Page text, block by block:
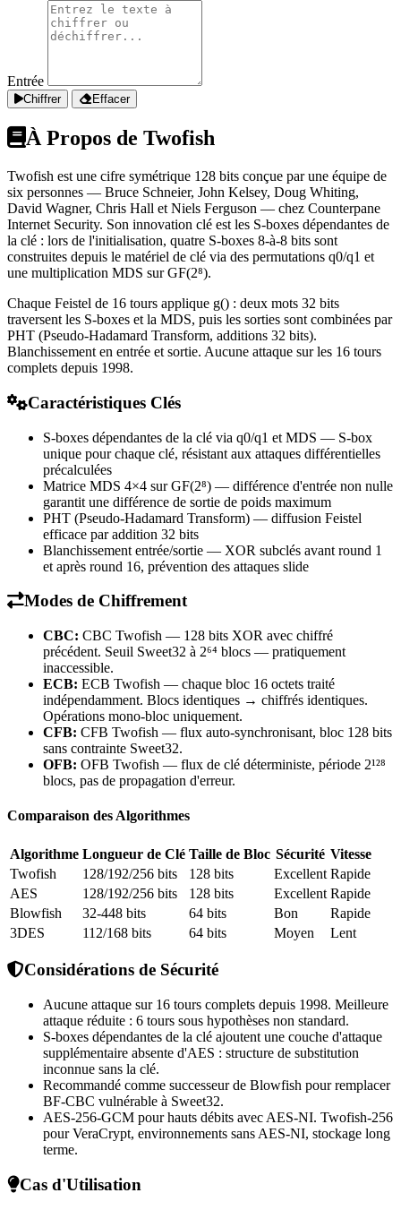
Entrée
Chiffrer Effacer
À Propos de Twofish
Twofish est une cifre symétrique 128 bits conçue par une équipe de
six personnes — Bruce Schneier, John Kelsey, Doug Whiting,
David Wagner, Chris Hall et Niels Ferguson — chez Counterpane
Internet Security. Son innovation clé est les S-boxes dépendantes de
la clé : lors de l'initialisation, quatre S-boxes 8-à-8 bits sont
construites depuis le matériel de clé via des permutations q0/q1 et
une multiplication MDS sur GF(2⁸).
Chaque Feistel de 16 tours applique g() : deux mots 32 bits
traversent les S-boxes et la MDS, puis les sorties sont combinées par
PHT (Pseudo-Hadamard Transform, additions 32 bits).
Blanchissement en entrée et sortie. Aucune attaque sur les 16 tours
complets depuis 1998.
Caractéristiques Clés
S-boxes dépendantes de la clé via q0/q1 et MDS — S-box
unique pour chaque clé, résistant aux attaques différentielles
précalculées
Matrice MDS 4×4 sur GF(2⁸) — différence d'entrée non nulle
garantit une différence de sortie de poids maximum
PHT (Pseudo-Hadamard Transform) — diffusion Feistel
efficace par addition 32 bits
Blanchissement entrée/sortie — XOR subclés avant round 1
et après round 16, prévention des attaques slide
Modes de Chiffrement
CBC: CBC Twofish — 128 bits XOR avec chiffré
précédent. Seuil Sweet32 à 2⁶⁴ blocs — pratiquement
inaccessible.
ECB: ECB Twofish — chaque bloc 16 octets traité
indépendamment. Blocs identiques → chiffrés identiques.
Opérations mono-bloc uniquement.
CFB: CFB Twofish — flux auto-synchronisant, bloc 128 bits
sans contrainte Sweet32.
OFB: OFB Twofish — flux de clé déterministe, période 2¹²⁸
blocs, pas de propagation d'erreur.
Comparaison des Algorithmes
Algorithme Longueur de Clé Taille de Bloc Sécurité Vitesse
Twofish
128/192/256 bits 128 bits Excellent Rapide
AES
128/192/256 bits 128 bits Excellent Rapide
Blowfish
32-448 bits 64 bits Bon
Rapide
3DES
112/168 bits 64 bits Moyen Lent
Considérations de Sécurité
Aucune attaque sur 16 tours complets depuis 1998. Meilleure
attaque réduite : 6 tours sous hypothèses non standard.
S-boxes dépendantes de la clé ajoutent une couche d'attaque
supplémentaire absente d'AES : structure de substitution
inconnue sans la clé.
Recommandé comme successeur de Blowfish pour remplacer
BF-CBC vulnérable à Sweet32.
AES-256-GCM pour hauts débits avec AES-NI. Twofish-256
pour VeraCrypt, environnements sans AES-NI, stockage long
terme.
Cas d'Utilisation